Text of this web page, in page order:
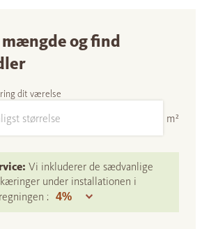
og find
dit værelse
m²
Vi inkluderer de sædvanlige
under installationen i
: